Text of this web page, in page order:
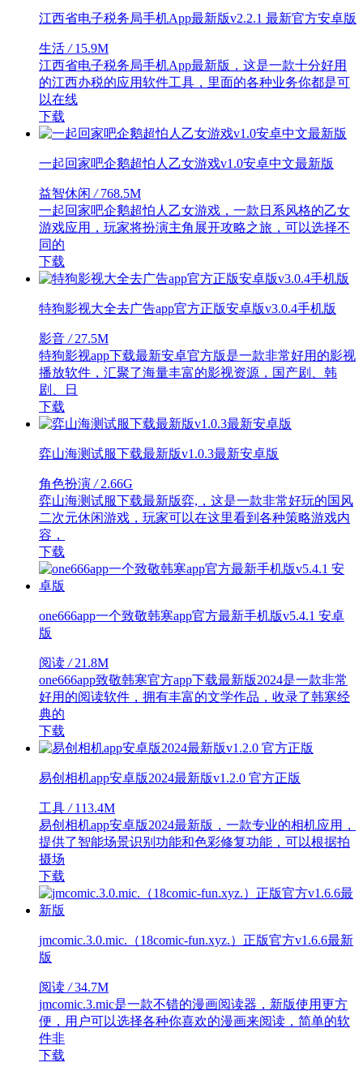
江西省电子税务局手机App最新版v2.2.1 最新官方安卓版
生活 /15.9M
江西省电子税务局手机App最新版，这是一款十分好用
的江西办税的应用软件工具，里面的各种业务你都是可
以在线
下载
一起回家吧企鹅超怕人乙女游戏v1.0安卓中文最新版
益智休闲 /768.5M
一起回家吧企鹅超怕人乙女游戏，一款日系风格的乙女
游戏应用，玩家将扮演主角展开攻略之旅，可以选择不
同的
下载
特狗影视大全去广告app官方正版安卓版v3.0.4手机版
影音 /27.5M
特狗影视app下载最新安卓官方版是一款非常好用的影视
播放软件，汇聚了海量丰富的影视资源，国产剧、韩
剧、日
下载
弈山海测试服下载最新版v1.0.3最新安卓版
角色扮演 /2.66G
弈山海测试服下载最新版弈,，这是一款非常好玩的国风
二次元休闲游戏，玩家可以在这里看到各种策略游戏内
容，
下载
one666app一个致敬韩寒app官方最新手机版v5.4.1 安卓
版
阅读 /21.8M
one666app致敬韩寒官方app下载最新版2024是一款非常
好用的阅读软件，拥有丰富的文学作品，收录了韩寒经
典的
下载
易创相机app安卓版2024最新版v1.2.0 官方正版
工具 /113.4M
易创相机app安卓版2024最新版，一款专业的相机应用，
提供了智能场景识别功能和色彩修复功能，可以根据拍
摄场
下载
jmcomic.3.0.mic.（18comic-fun.xyz.）正版官方v1.6.6最新
版
阅读 /34.7M
jmcomic.3.mic是一款不错的漫画阅读器，新版使用更方
便，用户可以选择各种你喜欢的漫画来阅读，简单的软
件非
下载